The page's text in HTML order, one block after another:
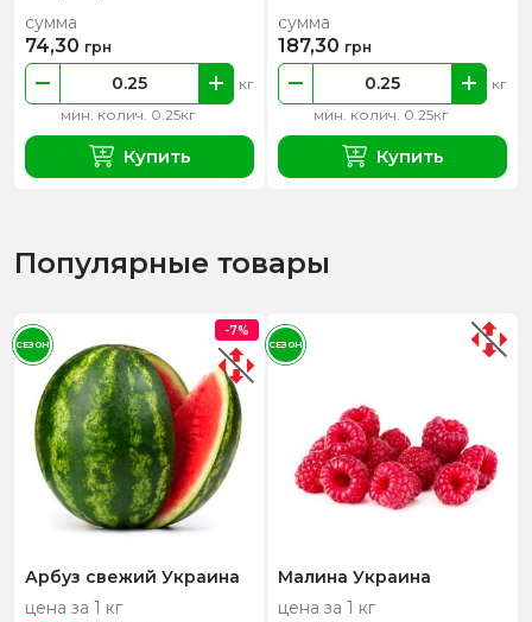
мин. колич. 0.25кг
кг
сумма
74,30 грн
Купить
мин. колич. 0.25кг
кг
сумма
187,30 грн
Купить
Популярные товары
Арбуз свежий Украина
цена за 1 кг
-7%
СЕЗОН
Малина Украина
цена за 1 кг
СЕЗОН